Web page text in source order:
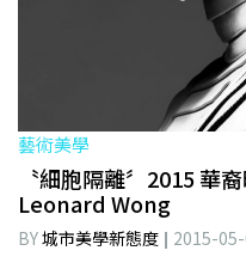
藝術美學
〝細胞隔離〞2015 華
Leonard Wong
BY城市美學新態度
2015-